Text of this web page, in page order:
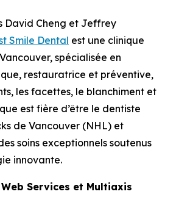
David Cheng et Jeffrey
Smile Dental est une clinique
spécialisée en
restauratrice et préventive,
les facettes, le blanchiment et
est fière d’être le dentiste
de Vancouver (NHL) et
soins exceptionnels soutenus
innovante.
Services et Multiaxis